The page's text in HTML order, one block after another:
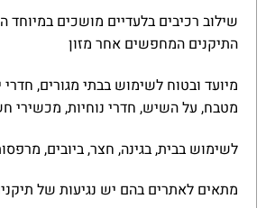
שילוב רכיבים בלעדיים מושכים
התיקנים המחפשים אחר מזון
מיועד ובטוח לשימוש בבתי מגורים, חדרי
מטבח, על השיש, חדרי נוחיות, מכשירי
לשימוש בבית, בגינה, חצר, ביובים,
מתאים לאתרים בהם יש נגיעות של תיקנים